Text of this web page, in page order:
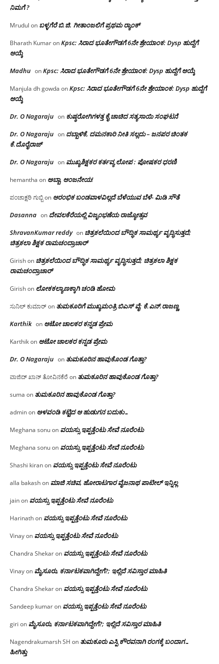
ನಿಮಗೆ ?
Mrudul on ಬಳ್ಳಗೆರೆ ಬಿ.ಜಿ. ಗೀತಾಂಜಲಿಗೆ ಪ್ರಥಮ ರ‌್ಯಾಂಕ್
Bharath KumaronKpsc: ಸಿರಾದ ಭೂತೇಗೌಡಗೆ 6ನೇ ಶ್ರೇಯಾಂಕ: Dysp ಹುದ್ದೆಗೆ
ಆಯ್ಕೆ
Madhu onKpsc: ಸಿರಾದ ಭೂತೇಗೌಡಗೆ 6ನೇ ಶ್ರೇಯಾಂಕ: Dysp ಹುದ್ದೆಗೆ ಆಯ್ಕೆ
Manjula dh gowda onKpsc: ಸಿರಾದ ಭೂತೇಗೌಡಗೆ 6ನೇ ಶ್ರೇಯಾಂಕ: Dysp ಹುದ್ದೆಗೆ
ಆಯ್ಕೆ
Dr. O Nagaraju on ಕುಷ್ಠರೋಗಿಗಳತ್ತ ಕೈ ಚಾಚಿದ ಸತ್ಯಸಾಯಿ ಸಂಘಟನೆ
Dr. O Nagaraju on ದಬ್ಬಾಳಿಕೆ, ದಮನಕಾರಿ ನೀತಿ ಸಲ್ಲದು – ಜನಪರ ಚಿಂತಕ
ಕೆ.ದೊರೈರಾಜ್
Dr. O Nagaraju on ಮುಖ್ಯಶಿಕ್ಷಕರ ಕರ್ತವ್ಯ ಲೋಪ : ಪೋಷಕರ ಧರಣಿ
hemantha on ಅಬ್ಬಾ, ಆಂಜನೇಯ!
ಪಂಚಾಕ್ಷರಿ ಗುಬ್ಬಿon ಆರಂಭಿಕ ಬಂಡವಾಳವಿಲ್ಲದೆ ಬೆಳೆಯುವ ಬೆಳೆ- ಮಿಡಿ ಸೌತೆ
Dasanna on ದೇವಲಕೆರೆಯಲ್ಲಿ ವಿಜೃಂಭಣೆಯ ರಾಜ್ಯೋತ್ಸವ
ShravanKumar reddy on ಚಿತ್ರಕಲೆಯಿಂದ ಬೌದ್ಧಿಕ ಸಾಮರ್ಥ್ಯ ವೃದ್ಧಿಸುತ್ತದೆ;
ಚಿತ್ರಕಲಾ ಶಿಕ್ಷಕ ರಾಮಚಂದ್ರಾಚಾರ್
Girishon ಚಿತ್ರಕಲೆಯಿಂದ ಬೌದ್ಧಿಕ ಸಾಮರ್ಥ್ಯ ವೃದ್ಧಿಸುತ್ತದೆ; ಚಿತ್ರಕಲಾ ಶಿಕ್ಷಕ
ರಾಮಚಂದ್ರಾಚಾರ್
Girishon ಲೋಕಕಲ್ಯಾಣಕ್ಕಾಗಿ ಚಂಡಿ ಹೋಮ
ಸುನಿಲ್ ಕುಮಾರ್on ತುಮಕೂರಿಗೆ ಮುಖ್ಯಮಂತ್ರಿ ಬಿಎಸ್ ವೈ: ಕೆ.ಎನ್.ರಾಜಣ್ಣ
Karthik on ಆಟೋ ಚಾಲಕರ ಕನ್ನಡ ಪ್ರೇಮ
Karthikon ಆಟೋ ಚಾಲಕರ ಕನ್ನಡ ಪ್ರೇಮ
Dr. O Nagaraju on ತುಮಕೂರಿನ ಹಾವುಕೊಂಡ ಗೊತ್ತಾ?
ವಾಜಿದ್ ಖಾನ್ ತೋವಿನಕೆರೆ on ತುಮಕೂರಿನ ಹಾವುಕೊಂಡ ಗೊತ್ತಾ?
suma on ತುಮಕೂರಿನ ಹಾವುಕೊಂಡ ಗೊತ್ತಾ?
adminon ಅಳವಂಡಿ ಕಟ್ಟಿದ ಆ ಹುಡುಗನ ಬದುಕು…
Meghana sonuon ವಯಸ್ಸು ಇಪ್ಪತ್ತೆಂಟು ಸೇವೆ ನೂರೆಂಟು
Meghana sonuon ವಯಸ್ಸು ಇಪ್ಪತ್ತೆಂಟು ಸೇವೆ ನೂರೆಂಟು
Shashi kiranon ವಯಸ್ಸು ಇಪ್ಪತ್ತೆಂಟು ಸೇವೆ ನೂರೆಂಟು
alla bakashon ಮಾಜಿ ಸಚಿವ, ಹೋರಾಟಗಾರ ವೈಜನಾಥ ಪಾಟೀಲ್ ಇನ್ನಿಲ್ಲ
jainon ವಯಸ್ಸು ಇಪ್ಪತ್ತೆಂಟು ಸೇವೆ ನೂರೆಂಟು
Harinathon ವಯಸ್ಸು ಇಪ್ಪತ್ತೆಂಟು ಸೇವೆ ನೂರೆಂಟು
Vinayon ವಯಸ್ಸು ಇಪ್ಪತ್ತೆಂಟು ಸೇವೆ ನೂರೆಂಟು
Chandra Shekaron ವಯಸ್ಸು ಇಪ್ಪತ್ತೆಂಟು ಸೇವೆ ನೂರೆಂಟು
Vinayon ಮೈಸೂರು, ಕರ್ನಾಟಕವಾಗಿದ್ದೇಗೆ?; ಇಲ್ಲಿದೆ ಸವಿಸ್ತಾರ ಮಾಹಿತಿ
Chandra Shekaron ವಯಸ್ಸು ಇಪ್ಪತ್ತೆಂಟು ಸೇವೆ ನೂರೆಂಟು
Sandeep kumaron ವಯಸ್ಸು ಇಪ್ಪತ್ತೆಂಟು ಸೇವೆ ನೂರೆಂಟು
giri on ಮೈಸೂರು, ಕರ್ನಾಟಕವಾಗಿದ್ದೇಗೆ?; ಇಲ್ಲಿದೆ ಸವಿಸ್ತಾರ ಮಾಹಿತಿ
Nagendrakumarsh SH on ತುಮಕೂರು ಎಸ್ಪಿ ಕೌರವನಾಗಿ ರಂಗಕ್ಕೆ ಬಂದಾಗ…
ಹೀಗಿತ್ತು